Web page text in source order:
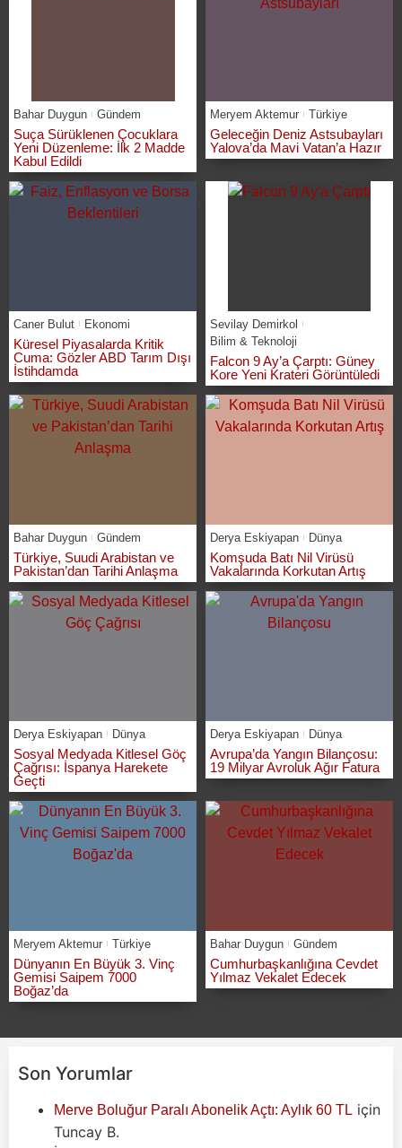
Bahar Duygun Gündem
Suça Sürüklenen Çocuklara
Yeni Düzenleme: İlk 2 Madde
Kabul Edildi
Meryem Aktemur Türkiye
Geleceğin Deniz Astsubayları
Yalova’da Mavi Vatan’a Hazır
Caner Bulut Ekonomi
Küresel Piyasalarda Kritik
Cuma: Gözler ABD Tarım Dışı
İstihdamda
Sevilay Demirkol
Bilim & Teknoloji
Falcon 9 Ay’a Çarptı: Güney
Kore Yeni Krateri Görüntüledi
Bahar Duygun Gündem
Türkiye, Suudi Arabistan ve
Pakistan’dan Tarihi Anlaşma
Derya Eskiyapan Dünya
Komşuda Batı Nil Virüsü
Vakalarında Korkutan Artış
Derya Eskiyapan Dünya
Sosyal Medyada Kitlesel Göç
Çağrısı: İspanya Harekete
Geçti
Derya Eskiyapan Dünya
Avrupa’da Yangın Bilançosu:
19 Milyar Avroluk Ağır Fatura
Meryem Aktemur Türkiye
Dünyanın En Büyük 3. Vinç
Gemisi Saipem 7000
Boğaz’da
Bahar Duygun Gündem
Cumhurbaşkanlığına Cevdet
Yılmaz Vekalet Edecek
Son Yorumlar
Merve Boluğur Paralı Abonelik Açtı: Aylık 60 TL için
Tuncay B.